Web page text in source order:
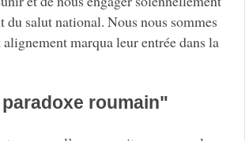
du salut national. Nous nous sommes
alignement marqua leur entrée dans la
roumain"